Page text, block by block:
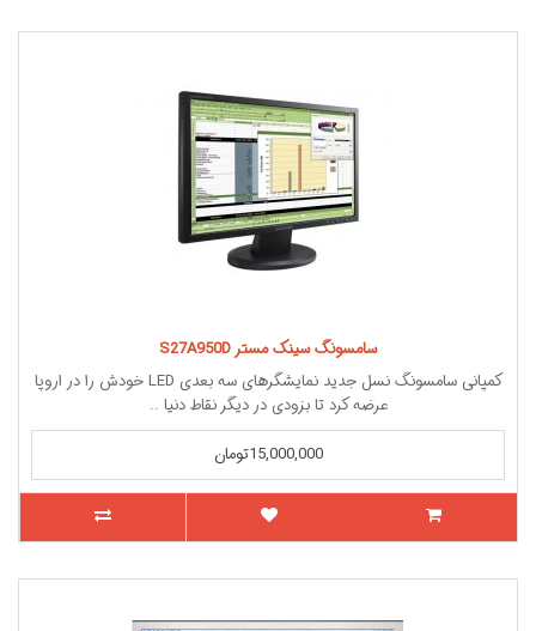
سامسونگ سینک مستر S27A950D
کمپانی سامسونگ نسل جدید نمایشگرهای سه بعدی LED خودش را در اروپا
عرضه کرد تا بزودی در دیگر نقاط دنیا ..
15,000,000تومان